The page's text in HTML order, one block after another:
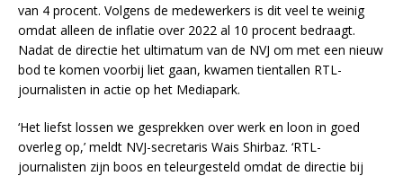
van 4 procent. Volgens de medewerkers is dit veel te weinig
omdat alleen de inflatie over 2022 al 10 procent bedraagt.
Nadat de directie het ultimatum van de NVJ om met een nieuw
bod te komen voorbij liet gaan, kwamen tientallen RTL-
journalisten in actie op het Mediapark.
‘Het liefst lossen we gesprekken over werk en loon in goed
overleg op,’ meldt NVJ-secretaris Wais Shirbaz. ‘RTL-
journalisten zijn boos en teleurgesteld omdat de directie bij